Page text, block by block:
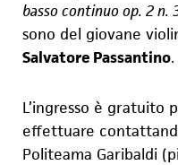
basso continuo op. 2 n.
sono del giovane
Salvatore Passantino.
L’ingresso è gratuito
effettuare
Politeama Garibaldi